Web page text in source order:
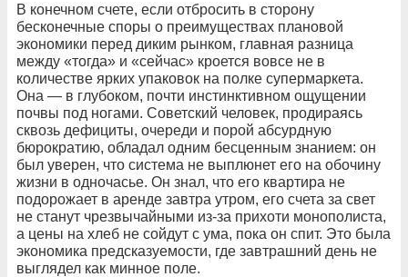
В конечном счете, если отбросить в сторону
бесконечные споры о преимуществах плановой
экономики перед диким рынком, главная разница
между «тогда» и «сейчас» кроется вовсе не в
количестве ярких упаковок на полке супермаркета.
Она — в глубоком, почти инстинктивном ощущении
почвы под ногами. Советский человек, продираясь
сквозь дефициты, очереди и порой абсурдную
бюрократию, обладал одним бесценным знанием: он
был уверен, что система не выплюнет его на обочину
жизни в одночасье. Он знал, что его квартира не
подорожает в аренде завтра утром, его счета за свет
не станут чрезвычайными из-за прихоти монополиста,
а цены на хлеб не сойдут с ума, пока он спит. Это была
экономика предсказуемости, где завтрашний день не
выглядел как минное поле.